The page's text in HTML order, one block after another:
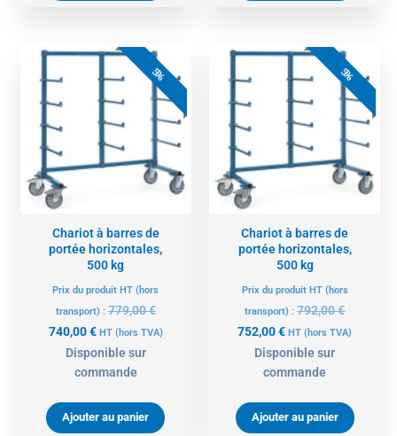
5%
Chariot à barres de
portée horizontales,
500 kg
Prix du produit HT (hors
transport) : 779,00€
Le
prix
initial
était :
779,00 €.
740,00€
Le
740,00 €.
HT (hors TVA)
Disponible sur
commande
Ajouter au panier
5%
Chariot à barres de
portée horizontales,
500 kg
Prix du produit HT (hors
transport) :792,00€
Le
prix
initial
était :
792,00 €.
752,00€
Le
752,00 €.
HT (hors TVA)
Disponible sur
commande
Ajouter au panier